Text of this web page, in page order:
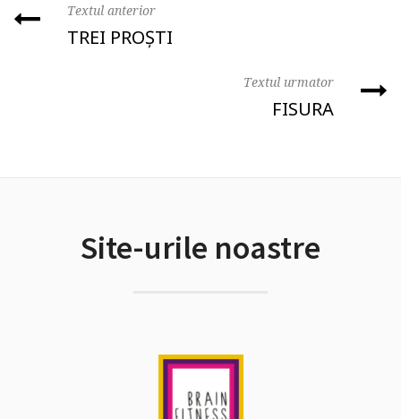
Textul anterior
TREI PROȘTI
Textul urmator
FISURA
Site-urile noastre